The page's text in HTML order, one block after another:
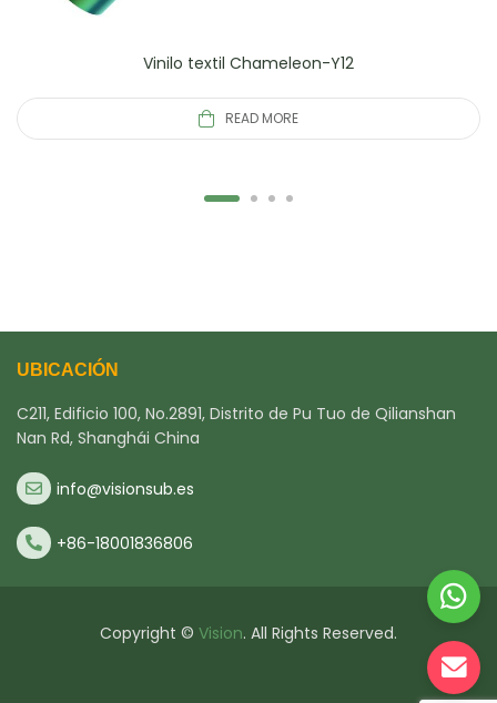
Vinilo textil Chameleon-Y12
READ MORE
UBICACIÓN
C211, Edificio 100, No.2891, Distrito de Pu Tuo de Qilianshan
Nan Rd, Shanghái China
info@visionsub.es
+86-18001836806
Copyright © Vision. All Rights Reserved.